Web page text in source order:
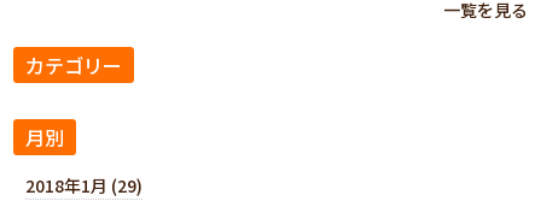
一覧を見る
カテゴリー
月別
2018年1月 (29)